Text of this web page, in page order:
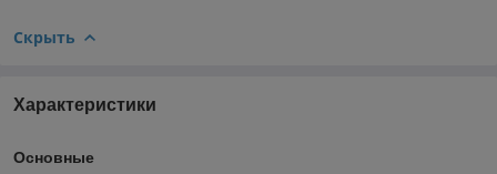
Скрыть
Характеристики
Основные